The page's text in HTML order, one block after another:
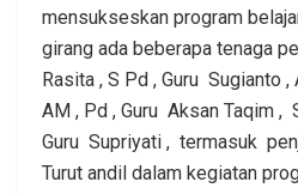
mensukseskan program
girang ada beberapa tenaga
Rasita , S Pd , Guru Sugianto
AM , Pd , Guru Aksan Taqim ,
Guru Supriyati , termasuk
Turut andil dalam kegiatan